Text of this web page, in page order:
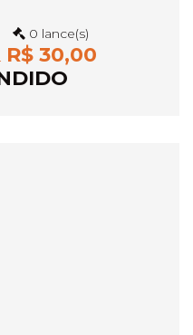
0 lance(s)
R$ 30,00